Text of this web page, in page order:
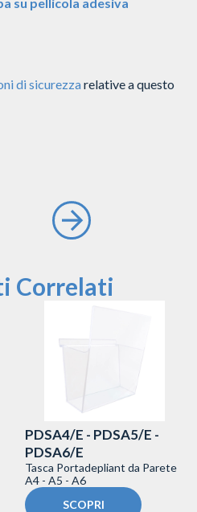
di sicurezzarelative a questo
Correlati
PDSA4/E - PDSA5/E -
PDSA6/E
Tasca Portadepliant da Parete
A4 - A5 - A6
SCOPRI